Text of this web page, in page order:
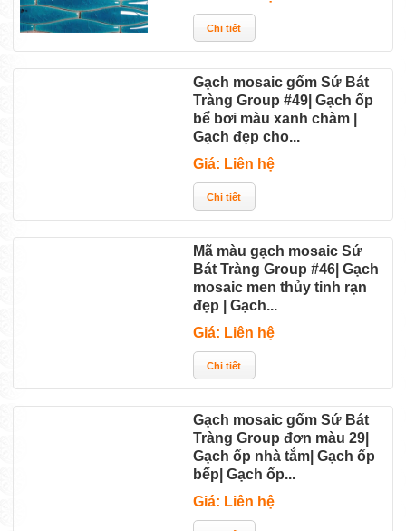
Gạch mosaic gốm Sứ Bát
Tràng Group #49| Gạch ốp
bể bơi màu xanh chàm |
Gạch đẹp cho...
Giá: Liên hệ
Mã màu gạch mosaic Sứ
Bát Tràng Group #46| Gạch
mosaic men thủy tinh rạn
đẹp | Gạch...
Giá: Liên hệ
Gạch mosaic gốm Sứ Bát
Tràng Group đơn màu 29|
Gạch ốp nhà tắm| Gạch ốp
bếp| Gạch ốp...
Giá: Liên hệ